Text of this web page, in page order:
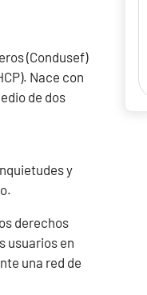
(Condusef)
Nace con
de dos
y
derechos
usuarios en
una red de